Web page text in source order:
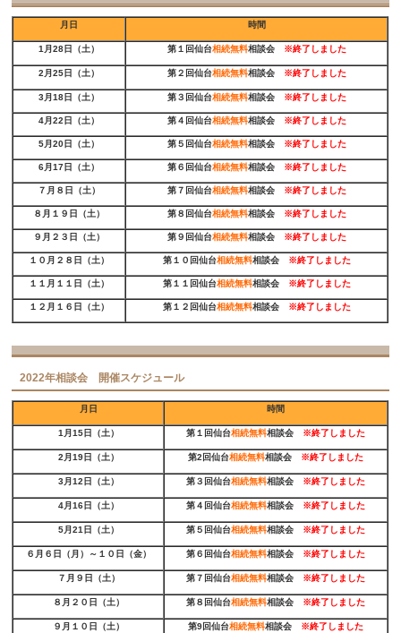
月日 時間
1月28日（土） 第１回仙台相続無料相談会 ※終了しました
2月25日（土） 第２回仙台相続無料相談会 ※終了しました
3月18日（土） 第３回仙台相続無料相談会 ※終了しました
4月22日（土） 第４回仙台相続無料相談会 ※終了しました
5月20日（土） 第５回仙台相続無料相談会 ※終了しました
6月17日（土） 第６回仙台相続無料相談会 ※終了しました
７月８日（土） 第７回仙台相続無料相談会 ※終了しました
８月１９日（土） 第８回仙台相続無料相談会 ※終了しました
９月２３日（土） 第９回仙台相続無料相談会 ※終了しました
１０月２８日（土） 第１０回仙台相続無料相談会 ※終了しました
１１月１１日（土） 第１１回仙台相続無料相談会 ※終了しました
１２月１６日（土） 第１２回仙台相続無料相談会 ※終了しました
2022年相談会 開催スケジュール
月日 時間
1月15日（土） 第１回仙台相続無料相談会 ※終了しました
2月19日（土） 第2回仙台相続無料相談会 ※終了しました
3月12日（土） 第３回仙台相続無料相談会 ※終了しました
4月16日（土） 第４回仙台相続無料相談会 ※終了しました
5月21日（土） 第５回仙台相続無料相談会 ※終了しました
６月６日（月）～１０日（金） 第６回仙台相続無料相談会 ※終了しました
７月９日（土） 第７回仙台相続無料相談会 ※終了しました
８月２０日（土） 第８回仙台相続無料相談会 ※終了しました
９月１０日（土） 第9回仙台相続無料相談会 ※終了しました